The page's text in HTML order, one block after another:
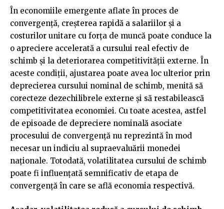
În economiile emergente aflate în proces de
convergență, creșterea rapidă a salariilor și a
costurilor unitare cu forța de muncă poate conduce la
o apreciere accelerată a cursului real efectiv de
schimb și la deteriorarea competitivității externe. În
aceste condiții, ajustarea poate avea loc ulterior prin
deprecierea cursului nominal de schimb, menită să
corecteze dezechilibrele externe și să restabilească
competitivitatea economiei. Cu toate acestea, astfel
de episoade de depreciere nominală asociate
procesului de convergență nu reprezintă în mod
necesar un indiciu al supraevaluării monedei
naționale. Totodată, volatilitatea cursului de schimb
poate fi influențată semnificativ de etapa de
convergență în care se află economia respectivă.